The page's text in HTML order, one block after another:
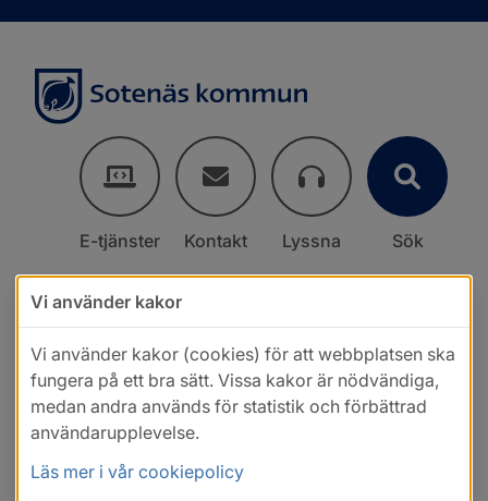
E-tjänster Kontakt Lyssna Sök
Vi använder kakor
Vi använder kakor (cookies) för att webbplatsen ska
fungera på ett bra sätt. Vissa kakor är nödvändiga,
medan andra används för statistik och förbättrad
användarupplevelse.
Läs mer i vår cookiepolicy